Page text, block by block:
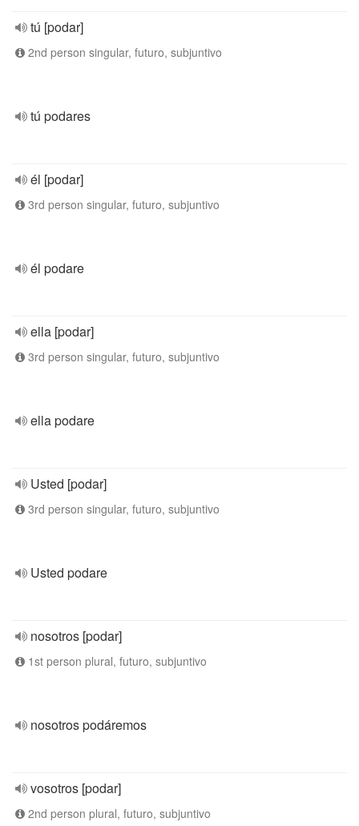
tú [podar]
2nd person singular, futuro, subjuntivo
tú podares
él [podar]
3rd person singular, futuro, subjuntivo
él podare
ella [podar]
3rd person singular, futuro, subjuntivo
ella podare
Usted [podar]
3rd person singular, futuro, subjuntivo
Usted podare
nosotros [podar]
1st person plural, futuro, subjuntivo
nosotros podáremos
vosotros [podar]
2nd person plural, futuro, subjuntivo